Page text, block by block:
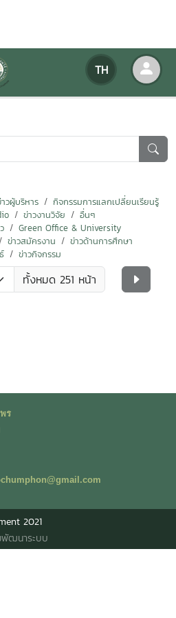
TH
วผู้บริหาร
กิจกรรมการแลกเปลี่ยนเรียนรู้
ข่าวงานวิจัย
อื่นๆ
Green Office & University
ข่าวสมัครงาน
ข่าวด้านการศึกษา
ข่าวกิจกรรม
ทั้งหมด 251 หน้า
ร
2021
ฒนาระบบ